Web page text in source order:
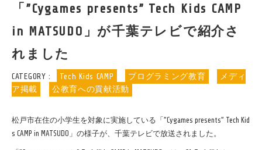
「”Cygames presents” Tech Kids CAMP
in MATSUDO」が千葉テレビで紹介さ
れました
CATEGORY : Tech Kids CAMP プログラミング教育
メディ
ア掲載
公教育への貢献活動
松戸市在住の小学生を対象に実施している「”Cygames presents” Tech Kid
s CAMP in MATSUDO」の様子が、千葉テレビで放送されました。